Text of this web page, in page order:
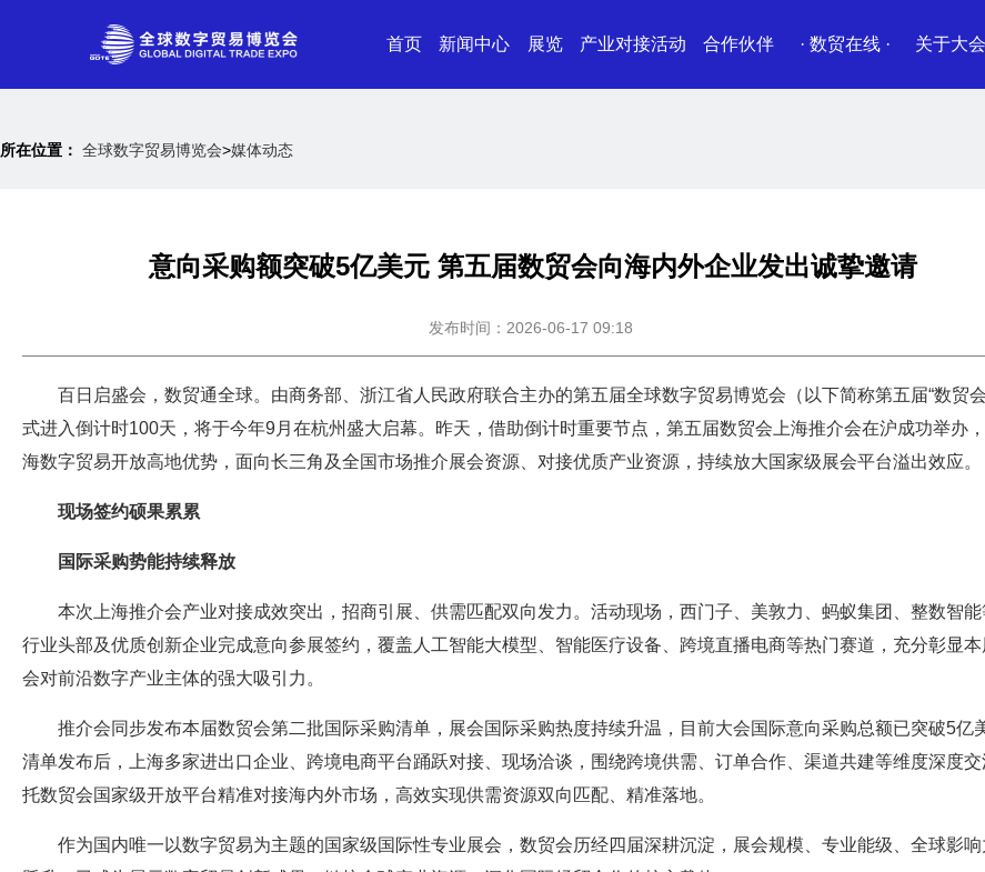
首页 新闻中心 展览 产业对接活动 合作伙伴 · 数贸在线 · 关于大会
所在位置： 全球数字贸易博览会>媒体动态
意向采购额突破5亿美元 第五届数贸会向海内外企业发出诚挚邀请
发布时间：2026-06-17 09:18
百日启盛会，数贸通全球。由商务部、浙江省人民政府联合主办的第五届全球数字贸易博览会（以下简称第五届“数贸
式进入倒计时100天，将于今年9月在杭州盛大启幕。昨天，借助倒计时重要节点，第五届数贸会上海推介会在沪成功举办
海数字贸易开放高地优势，面向长三角及全国市场推介展会资源、对接优质产业资源，持续放大国家级展会平台溢出效应。
现场签约硕果累累
国际采购势能持续释放
本次上海推介会产业对接成效突出，招商引展、供需匹配双向发力。活动现场，西门子、美敦力、蚂蚁集团、整数智能
行业头部及优质创新企业完成意向参展签约，覆盖人工智能大模型、智能医疗设备、跨境直播电商等热门赛道，充分彰显本
会对前沿数字产业主体的强大吸引力。
推介会同步发布本届数贸会第二批国际采购清单，展会国际采购热度持续升温，目前大会国际意向采购总额已突破5亿
清单发布后，上海多家进出口企业、跨境电商平台踊跃对接、现场洽谈，围绕跨境供需、订单合作、渠道共建等维度深度交
托数贸会国家级开放平台精准对接海内外市场，高效实现供需资源双向匹配、精准落地。
作为国内唯一以数字贸易为主题的国家级国际性专业展会，数贸会历经四届深耕沉淀，展会规模、专业能级、全球影